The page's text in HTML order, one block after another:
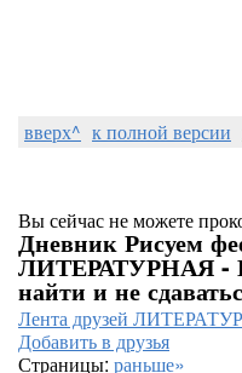
вверх^ к полной версии
Вы сейчас не можете
Дневник Рисуем
ЛИТЕРАТУРНАЯ -
найти и не
Лента друзей
Добавить в друзья
Страницы: раньше»